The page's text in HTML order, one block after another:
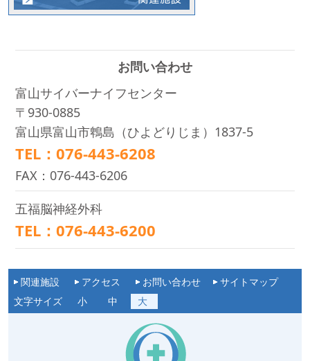
関連施設 アクセス お問い合わせ
サイトマップ
文字サイズ
小 中 大
お問い合わせ
富山サイバーナイフセンター
〒930-0885
富山県富山市鵯島（ひよどりじま）1837-5
TEL：076-443-6208
FAX：076-443-6206
五福脳神経外科
TEL：076-443-6200